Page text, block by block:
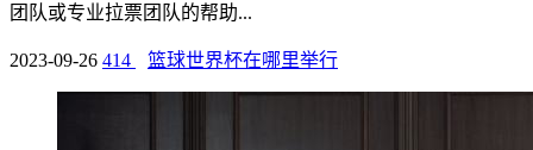
团队或专业拉票团队的帮助...
2023-09-26 414 篮球世界杯在哪里举行